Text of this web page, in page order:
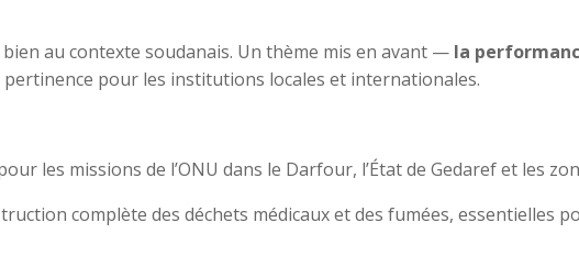
au contexte soudanais. Un thème mis en avant — la
pour les institutions locales et internationales.
les missions de l’ONU dans le Darfour, l’État de Gedaref et les
complète des déchets médicaux et des fumées, essentielles